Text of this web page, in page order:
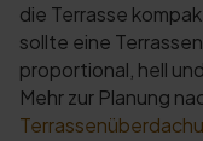
die Terrasse
sollte eine
proportional, hell
Mehr zur Planung